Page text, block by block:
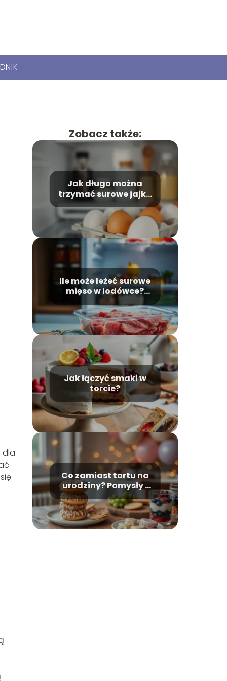
dla
Zobacz także:
Jak długo można
trzymać surowe jajka
w lodówce?
Ile może leżeć surowe
mięso w lodówce?
Poradnik
bezpieczeństwa
Jak łączyć smaki w
torcie?
Co zamiast tortu na
urodziny? Pomysły i
inspiracje